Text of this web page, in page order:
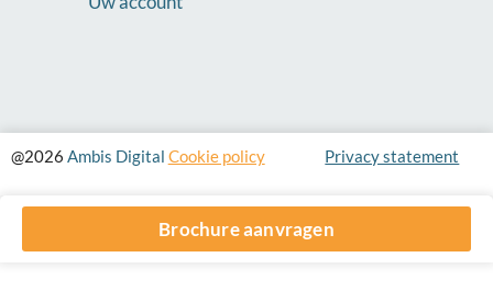
@2026 Ambis Digital Cookie policy Privacy statement
Brochure aanvragen